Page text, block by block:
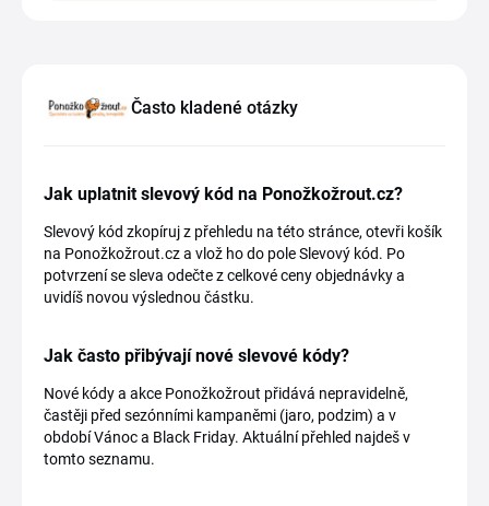
Často kladené otázky
Jak uplatnit slevový kód na Ponožkožrout.cz?
Slevový kód zkopíruj z přehledu na této stránce, otevři košík
na Ponožkožrout.cz a vlož ho do pole Slevový kód. Po
potvrzení se sleva odečte z celkové ceny objednávky a
uvidíš novou výslednou částku.
Jak často přibývají nové slevové kódy?
Nové kódy a akce Ponožkožrout přidává nepravidelně,
častěji před sezónními kampaněmi (jaro, podzim) a v
období Vánoc a Black Friday. Aktuální přehled najdeš v
tomto seznamu.